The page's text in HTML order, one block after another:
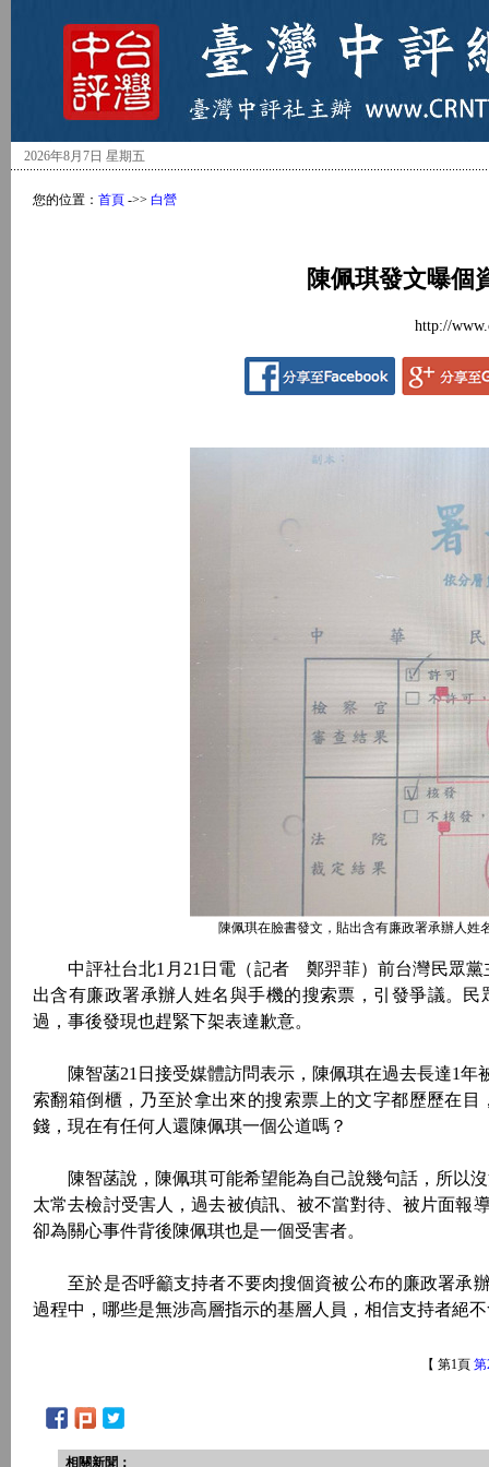
2026年8月7日 星期五
您的位置： 首頁 ->> 白營
陳佩琪發文曝
http://
陳佩琪在臉書發文，貼出含有廉政署承辦人
中評社台北1月21日電（記者 鄭羿菲）前台灣民眾黨
出含有廉政署承辦人姓名與手機的搜索票，引發爭議。
過，事後發現也趕緊下架表達歉意。
陳智菡21日接受媒體訪問表示，陳佩琪在過去長達1年
索翻箱倒櫃，乃至於拿出來的搜索票上的文字都歷歷在
錢，現在有任何人還陳佩琪一個公道嗎？
陳智菡說，陳佩琪可能希望能為自己說幾句話，所以沒
太常去檢討受害人，過去被偵訊、被不當對待、被片面報
卻為關心事件背後陳佩琪也是一個受害者。
至於是否呼籲支持者不要肉搜個資被公布的廉政署承
過程中，哪些是無涉高層指示的基層人員，相信支持者絕
【 第1頁 第
相關新聞：